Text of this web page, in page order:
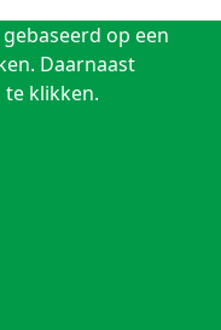
op een
Daarnaast
klikken.